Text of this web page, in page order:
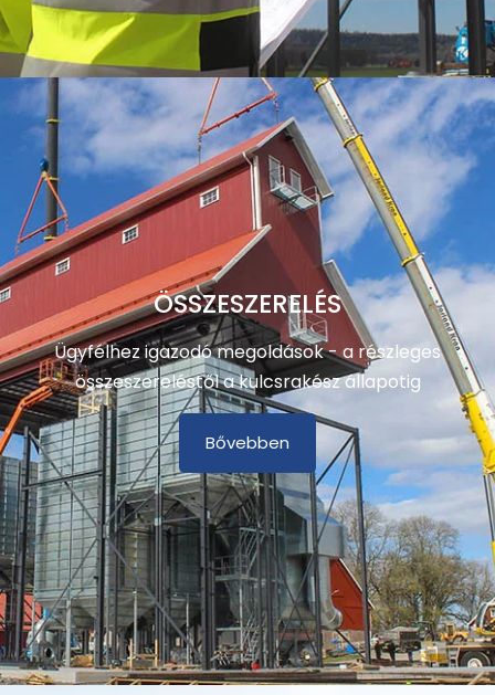
ÖSSZESZERELÉS
Ügyfélhez igazodó megoldások - a részleges
összeszereléstől a kulcsrakész állapotig
Bővebben